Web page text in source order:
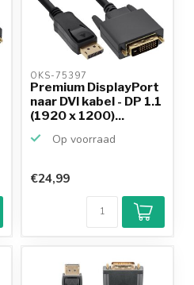
OKS-75397
Premium DisplayPort
naar DVI kabel - DP 1.1
(1920 x 1200)...
Op voorraad
€24,99